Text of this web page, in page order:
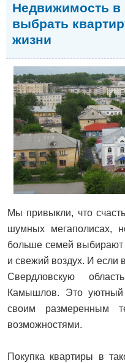
Недвижимость
выбрать
жизни
Мы привыкли, что
шумных мегаполисах,
больше семей выбирают
и свежий воздух. И если
Свердловскую
Камышлов. Это уютный
своим размеренным
возможностями.
Покупка квартиры в